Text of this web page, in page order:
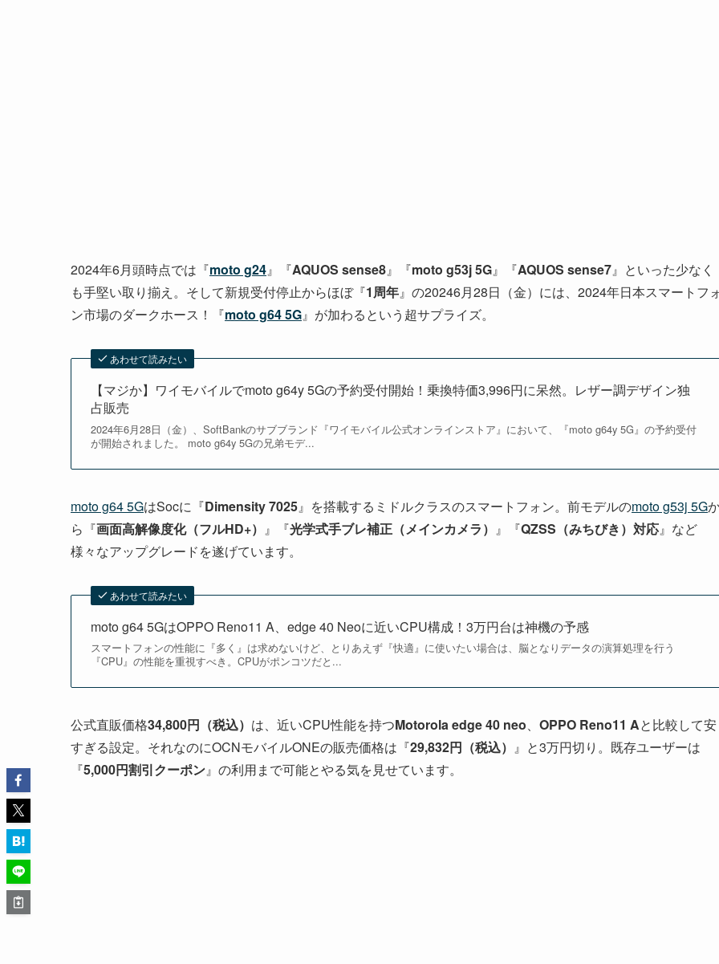
2024年6月頭時点では『moto g24』『AQUOS sense8』『moto g53j 5G』『AQUOS sense7』といった少なく
も手堅い取り揃え。そして新規受付停止からほぼ『1周年』の20246月28日（金）には、2024年日本スマートフ
ン市場のダークホース！『moto g64 5G』が加わるという超サプライズ。
あわせて読みたい
【マジか】ワイモバイルでmoto g64y 5Gの予約受付開始！乗換特価3,996円に呆然。レザー調デザイン独
占販売
2024年6月28日（金）、SoftBankのサブブランド『ワイモバイル公式オンラインストア』において、『moto g64y 5G』の予約受付
が開始されました。 moto g64y 5Gの兄弟モデ...
moto g64 5GはSocに『Dimensity 7025』を搭載するミドルクラスのスマートフォン。前モデルのmoto g53j 5G
ら『画面高解像度化（フルHD+） 』『光学式手ブレ補正（メインカメラ） 』『QZSS（みちびき）対応』など
様々なアップグレードを遂げています。
あわせて読みたい
moto g64 5GはOPPO Reno11 A、edge 40 Neoに近いCPU構成！3万円台は神機の予感
スマートフォンの性能に『多く』は求めないけど、とりあえず『快適』に使いたい場合は、脳となりデータの演算処理を行う
『CPU』の性能を重視すべき。CPUがポンコツだと...
公式直販価格34,800円（税込） は、近いCPU性能を持つMotorola edge 40 neo、 OPPO Reno11 Aと比較して安
すぎる設定。それなのにOCNモバイルONEの販売価格は『29,832円（税込） 』と3万円切り。既存ユーザーは
『5,000円割引クーポン』の利用まで可能とやる気を見せています。